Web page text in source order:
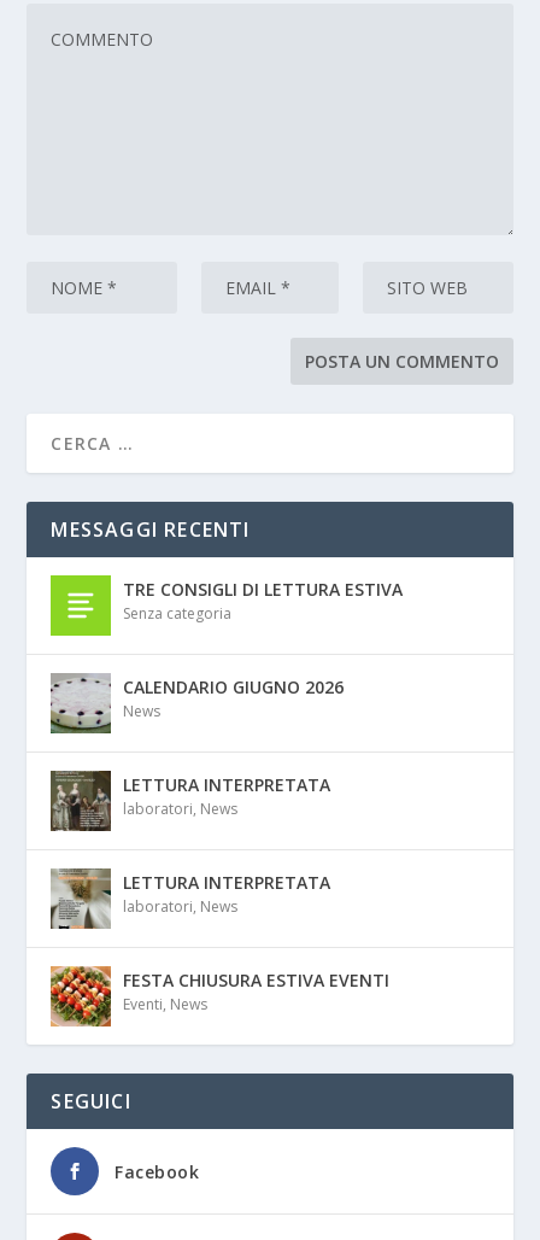
MESSAGGI RECENTI
TRE CONSIGLI DI LETTURA ESTIVA
Senza categoria
CALENDARIO GIUGNO 2026
News
LETTURA INTERPRETATA
laboratori, News
LETTURA INTERPRETATA
laboratori, News
FESTA CHIUSURA ESTIVA EVENTI
Eventi, News
SEGUICI
Facebook